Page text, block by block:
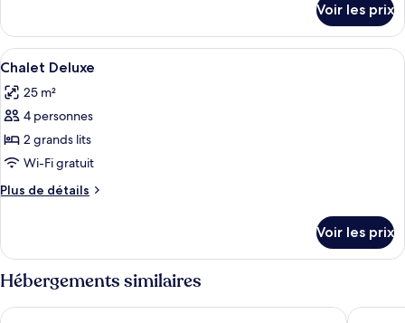
Villa
(Smart)
le
type
de
Villa
(Smart)
Voir les prix
Afficher
toutes
les
photos
pour
ce
type
de
Chalet
Deluxe
Une chambre avec deux lits,
8
Chalet Deluxe
25 m²
4 personnes
2 grands lits
Wi-Fi gratuit
Plus de détails
Plus
le
type
de
chambre
Chalet
Voir les prix
Hébergements similaires
Hotel O Ombak Inn Chalet Vikri